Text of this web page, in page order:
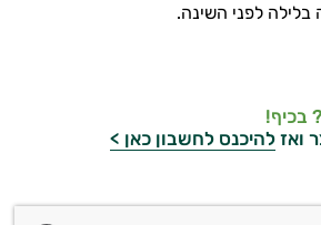
בכיף!
ואז להיכנס לחשבון כאן >